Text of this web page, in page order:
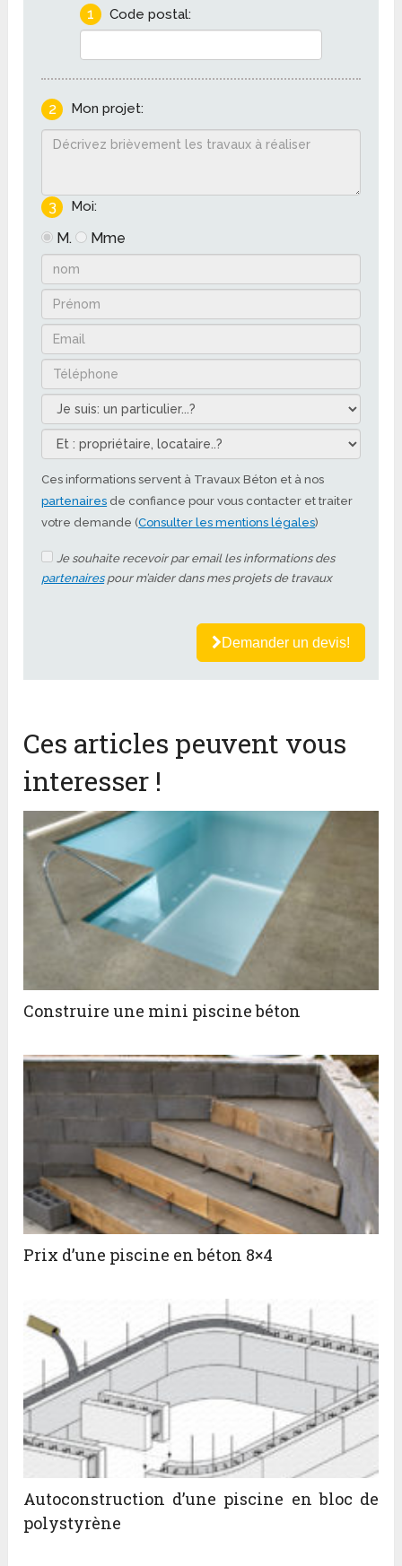
1 Code postal:
2 Mon projet:
3 Moi:
M. Mme
Ces informations servent à Travaux Béton et à nos
partenaires de confiance pour vous contacter et traiter
votre demande (Consulter les mentions légales)
Je souhaite recevoir par email les informations des
partenairespour m’aider dans mes projets de travaux
Demander un devis!
Ces articles peuvent vous
interesser !
Construire une mini piscine béton
Prix d’une piscine en béton 8×4
Autoconstruction d’une piscine en bloc de
polystyrène